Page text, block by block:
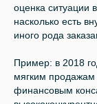
оценка ситуации
насколько есть
иного рода
Пример: в 2018
мягким продажам
финансовым